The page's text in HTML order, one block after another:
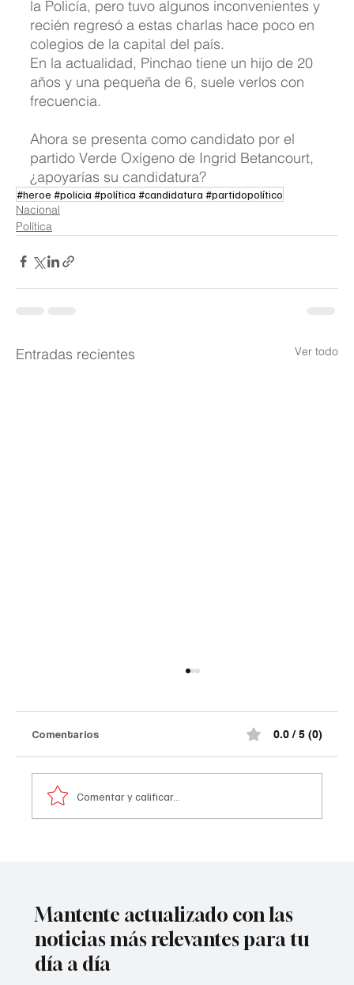
la Policía, pero tuvo algunos inconvenientes y
recién regresó a estas charlas hace poco en
colegios de la capital del país.
En la actualidad, Pinchao tiene un hijo de 20
años y una pequeña de 6, suele verlos con
frecuencia.
Ahora se presenta como candidato por el
partido Verde Oxígeno de Ingrid Betancourt,
¿apoyarías su candidatura?
#heroe #policia #política #candidatura #partidopolítico
Nacional
Política
Entradas recientes Ver todo
Comentarios 0.0 / 5 (0)
Comentar y calificar...
Mantente actualizado con las
noticias más relevantes para tu
día a día